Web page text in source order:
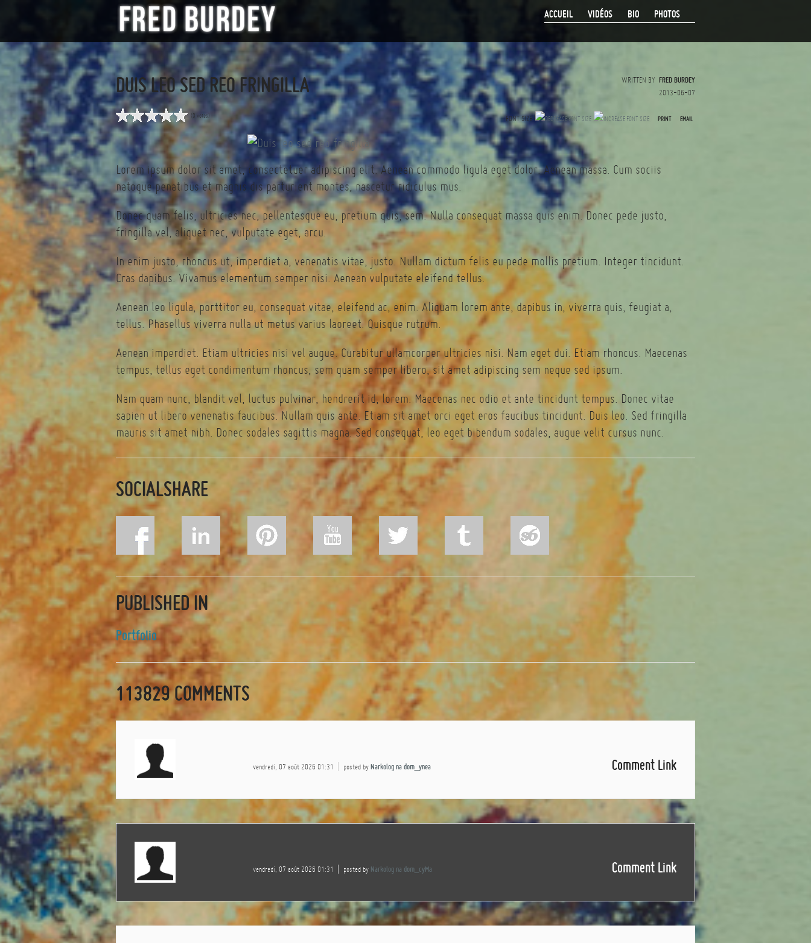
ACCUEIL VIDÉOS BIO PHOTOS
WRITTEN BY FRED BURDEY
2013-06-07
DUIS LEO SED REO FRINGILLA
FONT SIZE PRINT EMAIL
(0 votes)
Lorem ipsum dolor sit amet, consectetuer adipiscing elit. Aenean commodo ligula eget dolor. Aenean massa. Cum sociis
natoque penatibus et magnis dis parturient montes, nascetur ridiculus mus.
Donec quam felis, ultricies nec, pellentesque eu, pretium quis, sem. Nulla consequat massa quis enim. Donec pede justo,
fringilla vel, aliquet nec, vulputate eget, arcu.
In enim justo, rhoncus ut, imperdiet a, venenatis vitae, justo. Nullam dictum felis eu pede mollis pretium. Integer tincidunt.
Cras dapibus. Vivamus elementum semper nisi. Aenean vulputate eleifend tellus.
Aenean leo ligula, porttitor eu, consequat vitae, eleifend ac, enim. Aliquam lorem ante, dapibus in, viverra quis, feugiat a,
tellus. Phasellus viverra nulla ut metus varius laoreet. Quisque rutrum.
Aenean imperdiet. Etiam ultricies nisi vel augue. Curabitur ullamcorper ultricies nisi. Nam eget dui. Etiam rhoncus. Maecenas
tempus, tellus eget condimentum rhoncus, sem quam semper libero, sit amet adipiscing sem neque sed ipsum.
Nam quam nunc, blandit vel, luctus pulvinar, hendrerit id, lorem. Maecenas nec odio et ante tincidunt tempus. Donec vitae
sapien ut libero venenatis faucibus. Nullam quis ante. Etiam sit amet orci eget eros faucibus tincidunt. Duis leo. Sed fringilla
mauris sit amet nibh. Donec sodales sagittis magna. Sed consequat, leo eget bibendum sodales, augue velit cursus nunc.
SOCIALSHARE
PUBLISHED IN
Portfolio
113829COMMENTS
Comment Link
vendredi, 07 août 2026 01:31 posted by Narkolog na dom_ynea
Comment Link
vendredi, 07 août 2026 01:31 posted by Narkolog na dom_cyMa